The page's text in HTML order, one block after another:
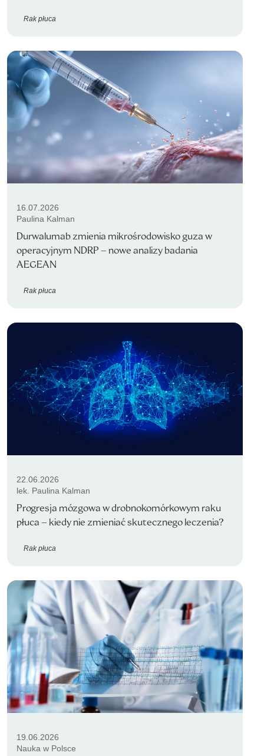
Rak płuca
16.07.2026
Paulina Kalman
Durwalumab zmienia mikrośrodowisko guza w
operacyjnym NDRP – nowe analizy badania
AEGEAN
Rak płuca
22.06.2026
lek. Paulina Kalman
Progresja mózgowa w drobnokomórkowym raku
płuca – kiedy nie zmieniać skutecznego leczenia?
Rak płuca
19.06.2026
Nauka w Polsce